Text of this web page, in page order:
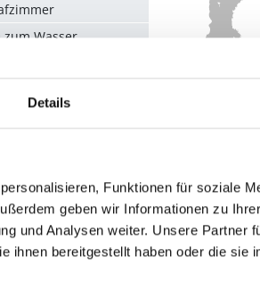
Details
Funktionen für soziale
geben wir Informationen zu
und Analysen weiter. Unsere Partner
ihnen bereitgestellt haben oder die sie
zum Wasser